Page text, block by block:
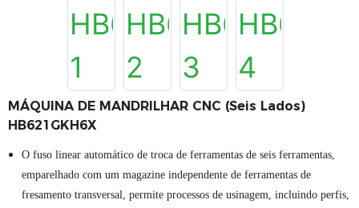
MÁQUINA DE MANDRILHAR CNC (seis Lados)
HB621GKH6X
O fuso linear automático de troca de ferramentas de seis ferramentas,
emparelhado com um magazine independente de ferramentas de
fresamento transversal, permite processos de usinagem, incluindo perfis,